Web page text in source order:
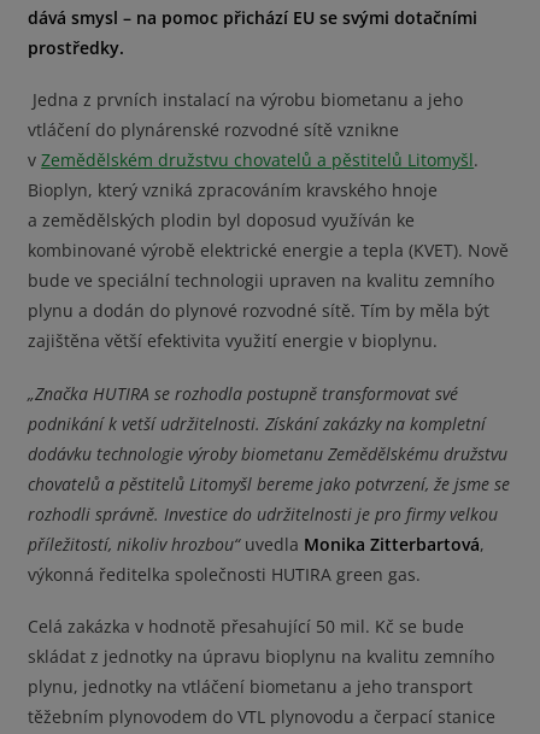
dává smysl – na pomoc přichází EU se svými dotačními
prostředky.
Jedna z prvních instalací na výrobu biometanu a jeho
vtláčení do plynárenské rozvodné sítě vznikne
vZemědělském družstvu chovatelů a pěstitelů Litomyšl.
Bioplyn, který vzniká zpracováním kravského hnoje
a zemědělských plodin byl doposud využíván ke
kombinované výrobě elektrické energie a tepla (KVET). Nově
bude ve speciální technologii upraven na kvalitu zemního
plynu a dodán do plynové rozvodné sítě. Tím by měla být
zajištěna větší efektivita využití energie v bioplynu.
„Značka HUTIRA se rozhodla postupně transformovat své
podnikání k vetší udržitelnosti. Získání zakázky na kompletní
dodávku technologie výroby biometanu Zemědělskému družstvu
chovatelů a pěstitelů Litomyšl bereme jako potvrzení, že jsme se
rozhodli správně. Investice do udržitelnosti je pro firmy velkou
příležitostí, nikoliv hrozbou“ uvedla Monika Zitterbartová,
výkonná ředitelka společnosti HUTIRA green gas.
Celá zakázka v hodnotě přesahující 50 mil. Kč se bude
skládat z jednotky na úpravu bioplynu na kvalitu zemního
plynu, jednotky na vtláčení biometanu a jeho transport
těžebním plynovodem do VTL plynovodu a čerpací stanice